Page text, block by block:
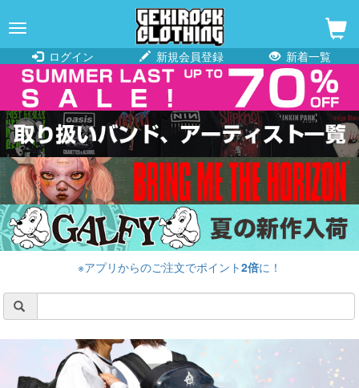
navigation
ログイン
新規会員登録 新着一覧
※アプリからのご注文でポイント2倍に！